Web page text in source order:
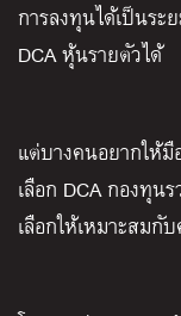
การลงทุนได้เป็นระ
DCA หุ้นรายตัวได้
แต่บางคนอยากให้
เลือก DCA กองทุน
เลือกให้เหมาะสมกั